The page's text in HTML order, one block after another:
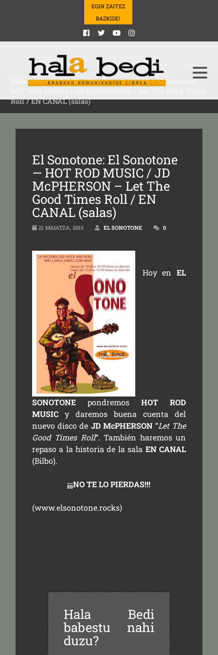
EGIN ZAITEZ
BAZKIDE!
Hala Bedi>Podcasts>Musika>sonotone>El Sonotone —
Roll / EN CANAL (salas)
El Sonotone: El Sonotone
— HOT ROD MUSIC / JD
McPHERSON – Let The
Good Times Roll / EN
CANAL (salas)
21 MAIATZA, 2015 EL SONOTONE 0
Hoy enEL
SONOTONEpondremosHOT ROD
MUSICy daremos buena cuenta del
nuevo disco de JD McPHERSON“Let The
Good Times Roll“. También haremos un
repaso a la historia de la sala EN CANAL
(Bilbo).
¡¡¡NO TE LO PIERDAS!!!
(www.elsonotone.rocks)
Hala Bedi
babestu nahi
duzu?